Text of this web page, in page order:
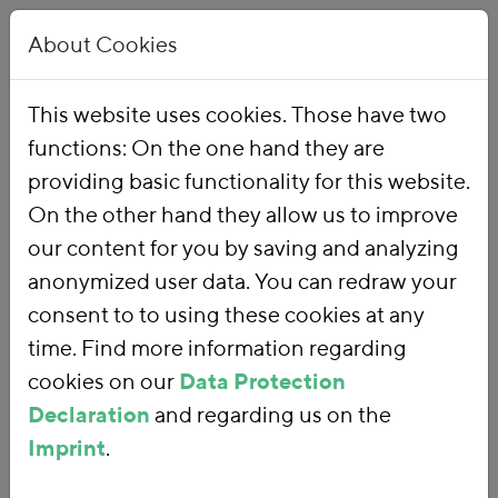
Our Work Topics Environmental Financial Reform
Environmental
Financial Reform
With an environmental financial
reform
About Cookies
This website uses cookies. Those have two
functions: On the one hand they are
providing basic functionality for this website.
On the other hand they allow us to improve
our content for you by saving and analyzing
anonymized user data. You can redraw your
consent to to using these cookies at any
time. Find more information regarding
cookies on our Data Protection
Declaration and regarding us on the
Imprint.